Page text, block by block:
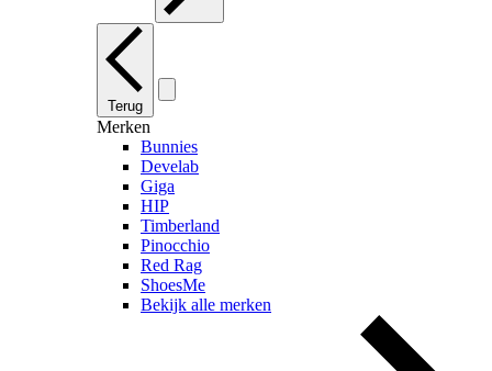
Terug
Merken
Bunnies
Develab
Giga
HIP
Timberland
Pinocchio
Red Rag
ShoesMe
Bekijk alle merken